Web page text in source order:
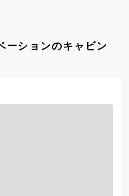
ーションのキャビン